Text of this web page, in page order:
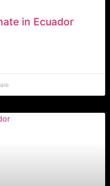
in Ecuador